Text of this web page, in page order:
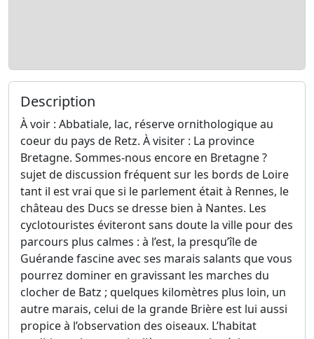
Description
À voir : Abbatiale, lac, réserve ornithologique au
coeur du pays de Retz. À visiter : La province
Bretagne. Sommes-nous encore en Bretagne ?
sujet de discussion fréquent sur les bords de Loire
tant il est vrai que si le parlement était à Rennes, le
château des Ducs se dresse bien à Nantes. Les
cyclotouristes éviteront sans doute la ville pour des
parcours plus calmes : à l’est, la presqu’île de
Guérande fascine avec ses marais salants que vous
pourrez dominer en gravissant les marches du
clocher de Batz ; quelques kilomètres plus loin, un
autre marais, celui de la grande Brière est lui aussi
propice à l’observation des oiseaux. L’habitat